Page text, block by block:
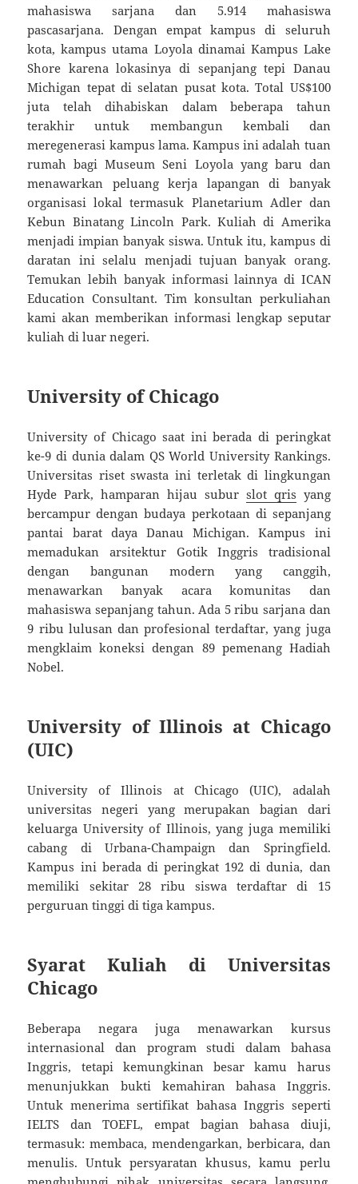
mahasiswa sarjana dan 5.914 mahasiswa
pascasarjana. Dengan empat kampus di seluruh
kota, kampus utama Loyola dinamai Kampus Lake
Shore karena lokasinya di sepanjang tepi Danau
Michigan tepat di selatan pusat kota. Total US$100
juta telah dihabiskan dalam beberapa tahun
terakhir untuk membangun kembali dan
meregenerasi kampus lama. Kampus ini adalah tuan
rumah bagi Museum Seni Loyola yang baru dan
menawarkan peluang kerja lapangan di banyak
organisasi lokal termasuk Planetarium Adler dan
Kebun Binatang Lincoln Park. Kuliah di Amerika
menjadi impian banyak siswa. Untuk itu, kampus di
daratan ini selalu menjadi tujuan banyak orang.
Temukan lebih banyak informasi lainnya di ICAN
Education Consultant. Tim konsultan perkuliahan
kami akan memberikan informasi lengkap seputar
kuliah di luar negeri.
University of Chicago
University of Chicago saat ini berada di peringkat
ke-9 di dunia dalam QS World University Rankings.
Universitas riset swasta ini terletak di lingkungan
Hyde Park, hamparan hijau subur slot qris yang
bercampur dengan budaya perkotaan di sepanjang
pantai barat daya Danau Michigan. Kampus ini
memadukan arsitektur Gotik Inggris tradisional
dengan bangunan modern yang canggih,
menawarkan banyak acara komunitas dan
mahasiswa sepanjang tahun. Ada 5 ribu sarjana dan
9 ribu lulusan dan profesional terdaftar, yang juga
mengklaim koneksi dengan 89 pemenang Hadiah
Nobel.
University of Illinois at Chicago
(UIC)
University of Illinois at Chicago (UIC), adalah
universitas negeri yang merupakan bagian dari
keluarga University of Illinois, yang juga memiliki
cabang di Urbana-Champaign dan Springfield.
Kampus ini berada di peringkat 192 di dunia, dan
memiliki sekitar 28 ribu siswa terdaftar di 15
perguruan tinggi di tiga kampus.
Syarat Kuliah di Universitas
Chicago
Beberapa negara juga menawarkan kursus
internasional dan program studi dalam bahasa
Inggris, tetapi kemungkinan besar kamu harus
menunjukkan bukti kemahiran bahasa Inggris.
Untuk menerima sertifikat bahasa Inggris seperti
IELTS dan TOEFL, empat bagian bahasa diuji,
termasuk: membaca, mendengarkan, berbicara, dan
menulis. Untuk persyaratan khusus, kamu perlu